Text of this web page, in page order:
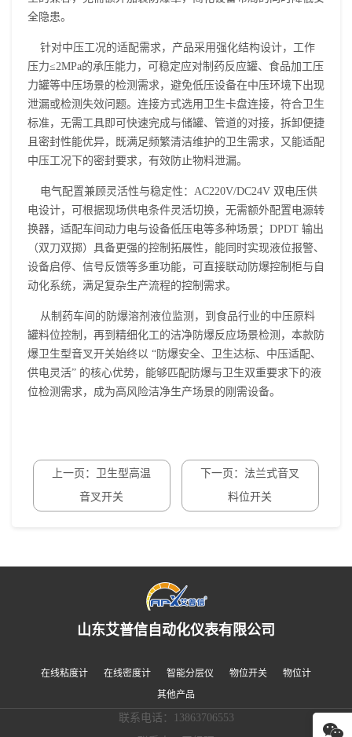
全隐患。
针对中压工况的适配需求，产品采用强化结构设计，工作
压力≤2MPa的承压能力，可稳定应对制药反应罐、食品加工压
力罐等中压场景的检测需求，避免低压设备在中压环境下出现
泄漏或检测失效问题。连接方式选用卫生卡盘连接，符合卫生
标准，无需工具即可快速完成与储罐、管道的对接，拆卸便捷
且密封性能优异，既满足频繁清洁维护的卫生需求，又能适配
中压工况下的密封要求，有效防止物料泄漏。
电气配置兼顾灵活性与稳定性：AC220V/DC24V 双电压供
电设计，可根据现场供电条件灵活切换，无需额外配置电源转
换器，适配车间动力电与设备低压电等多种场景；DPDT 输出
（双刀双掷）具备更强的控制拓展性，能同时实现液位报警、
设备启停、信号反馈等多重功能，可直接联动防爆控制柜与自
动化系统，满足复杂生产流程的控制需求。
从制药车间的防爆溶剂液位监测，到食品行业的中压原料
罐料位控制，再到精细化工的洁净防爆反应场景检测，本款防
爆卫生型音叉开关始终以 “防爆安全、卫生达标、中压适配、
供电灵活” 的核心优势，能够匹配防爆与卫生双重要求下的液
位检测需求，成为高风险洁净生产场景的刚需设备。
上一页：卫生型高温
音叉开关
下一页：法兰式音叉
料位开关
山东艾普信自动化仪表有限公司
在线粘度计 在线密度计 智能分层仪 物位开关
物位计
其他产品
联系电话：13863706553